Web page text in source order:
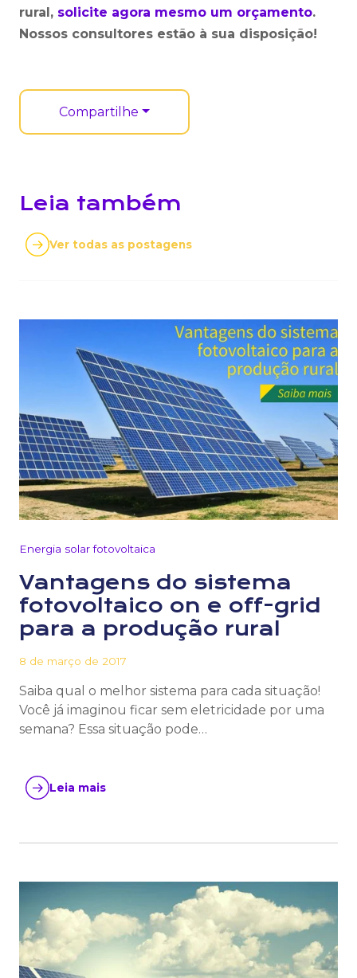
rural, solicite agora mesmo um orçamento.
Nossos consultores estão à sua disposição!
Compartilhe
Leia também
Ver todas as postagens
Energia solar fotovoltaica
Vantagens do sistema
fotovoltaico on e off-grid
para a produção rural
8 de março de 2017
Saiba qual o melhor sistema para cada situação!
Você já imaginou ficar sem eletricidade por uma
semana? Essa situação pode…
Leia mais